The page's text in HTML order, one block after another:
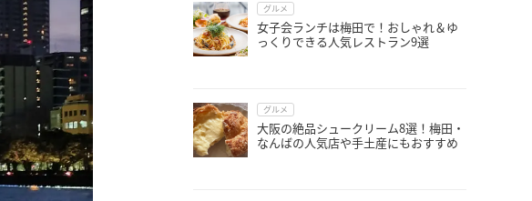
グルメ
女子会ランチは梅田で！おしゃれ＆ゆ
っくりできる人気レストラン9選
グルメ
大阪の絶品シュークリーム8選！梅田・
なんばの人気店や手土産にもおすすめ